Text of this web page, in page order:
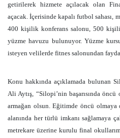
getirilerek hizmete açılacak olan
açacak. İçerisinde kapalı futbol sahası,
400 kişilik konferans salonu, 500
yüzme havuzu bulunuyor. Yüzme
isteyen velilerde fitnes salonundan
Konu hakkında açıklamada bulunan
Ali Aytış, “Silopi’nin başarısında
armağan olsun. Eğitimde öncü
alanında her türlü imkanı sağlamaya
metrekare üzerine kurulu final